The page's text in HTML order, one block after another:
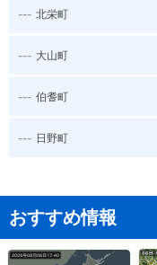
--- 北栄町
--- 大山町
--- 伯耆町
--- 日野町
おすすめ情報